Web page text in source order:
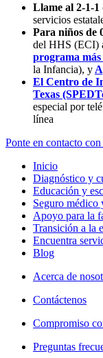
Llame al 2-1-1
servicios
Para niños de
del HHS (ECI)
programa
la Infancia), y
El Centro de
Texas
especial por
línea
Ponte en contacto
Inicio
Diagnóstico y
Educación y
Seguro médico
Apoyo para la
Transición a la
Encuentra
Blog
Acerca de
Contáctenos
Compromiso
Preguntas